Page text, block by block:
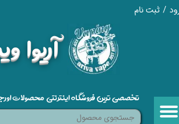
/ ثبت نام
حساب کاربری من
خروج از حساب کاربری
​آریوا
تخصصی ترین فروشگاه اینترنتی محصولات